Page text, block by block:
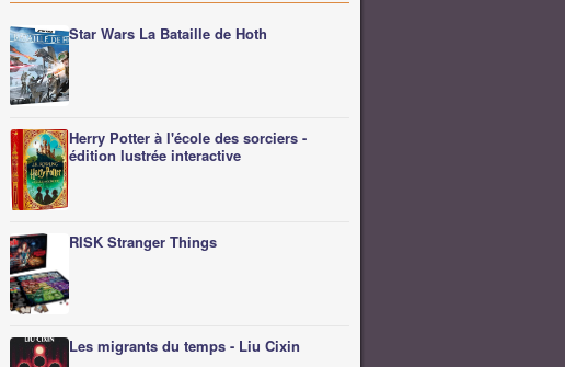
Star Wars La Bataille de Hoth
Herry Potter à l'école des sorciers -
édition lustrée interactive
RISK Stranger Things
Les migrants du temps - Liu Cixin